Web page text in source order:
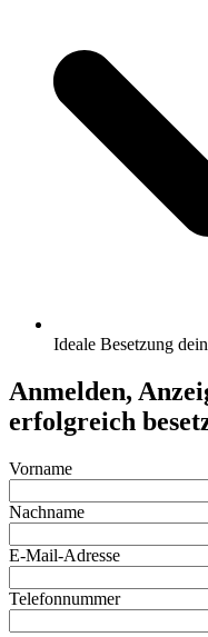
Ideale Besetzung
Anmelden,
erfolgreich
Vorname
Nachname
E-Mail-Adresse
Telefonnummer